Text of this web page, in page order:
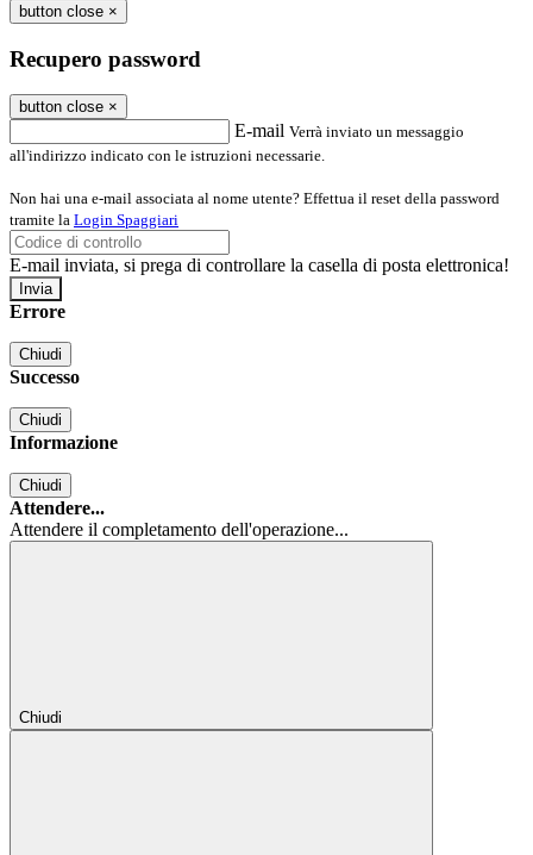
button close ×
Recupero password
button close ×
E-mail Verrà inviato un messaggio
all'indirizzo indicato con le istruzioni necessarie.
Non hai una e-mail associata al nome utente? Effettua il reset della password
tramite la Login Spaggiari
E-mail inviata, si prega di controllare la casella di posta elettronica!
Errore
Chiudi
Successo
Chiudi
Informazione
Chiudi
Attendere...
Attendere il completamento dell'operazione...
Chiudi